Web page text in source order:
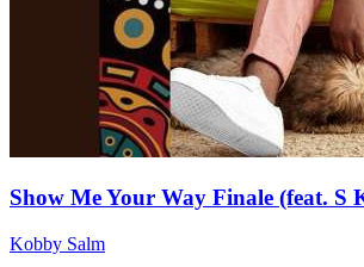
Show Me Your Way Finale (feat. S
Kobby Salm